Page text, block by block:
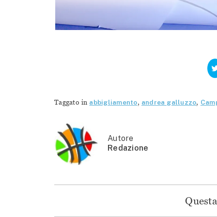
Taggato in abbigliamento, andrea galluzzo,
Autore
Redazione